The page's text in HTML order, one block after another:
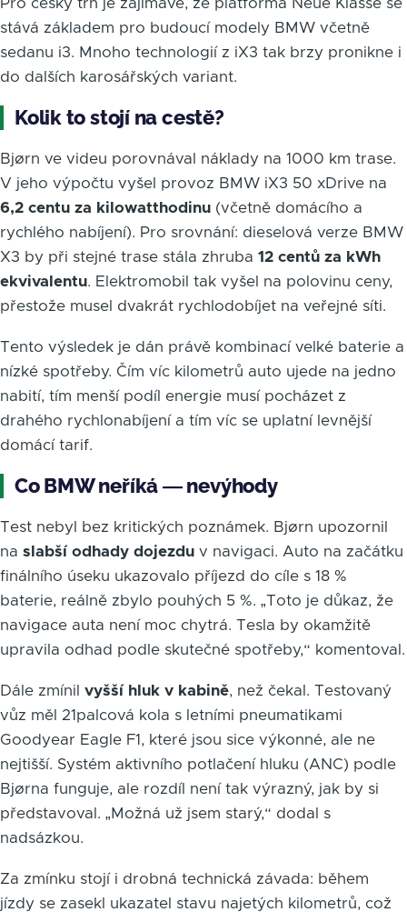
Pro český trh je zajímavé, že platforma Neue Klasse se
stává základem pro budoucí modely BMW včetně
sedanu i3. Mnoho technologií z iX3 tak brzy pronikne i
do dalších karosářských variant.
Kolik to stojí na cestě?
Bjørn ve videu porovnával náklady na 1000 km trase.
V jeho výpočtu vyšel provoz BMW iX3 50 xDrive na
6,2 centu za kilowatthodinu (včetně domácího a
rychlého nabíjení). Pro srovnání: dieselová verze BMW
X3 by při stejné trase stála zhruba 12 centů za kWh
ekvivalentu. Elektromobil tak vyšel na polovinu ceny,
přestože musel dvakrát rychlodobíjet na veřejné síti.
Tento výsledek je dán právě kombinací velké baterie a
nízké spotřeby. Čím víc kilometrů auto ujede na jedno
nabití, tím menší podíl energie musí pocházet z
drahého rychlonabíjení a tím víc se uplatní levnější
domácí tarif.
Co BMW neříká — nevýhody
Test nebyl bez kritických poznámek. Bjørn upozornil
na slabší odhady dojezdu v navigaci. Auto na začátku
finálního úseku ukazovalo příjezd do cíle s 18 %
baterie, reálně zbylo pouhých 5 %. „Toto je důkaz, že
navigace auta není moc chytrá. Tesla by okamžitě
upravila odhad podle skutečné spotřeby,“ komentoval.
Dále zmínil vyšší hluk v kabině, než čekal. Testovaný
vůz měl 21palcová kola s letními pneumatikami
Goodyear Eagle F1, které jsou sice výkonné, ale ne
nejtišší. Systém aktivního potlačení hluku (ANC) podle
Bjørna funguje, ale rozdíl není tak výrazný, jak by si
představoval. „Možná už jsem starý,“ dodal s
nadsázkou.
Za zmínku stojí i drobná technická závada: během
jízdy se zasekl ukazatel stavu najetých kilometrů, což